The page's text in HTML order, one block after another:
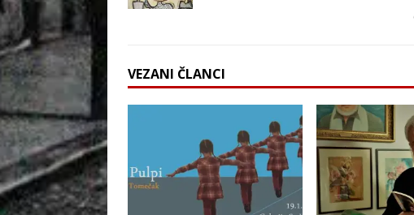
VEZANI ČLANCI